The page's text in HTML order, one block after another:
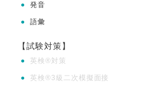
● 発音
● 語彙
【試験対策】
● 英検®対策
● 英検®3級二次模擬面接